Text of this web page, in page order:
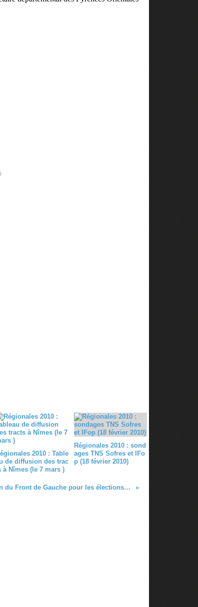
2010 : Table
de diffusion des trac
à Nîmes (le 7 mars )
Régionales 2010 : sond
ages TNS Sofres et IFo
p (18 février 2010)
Signer l'appel citoyen du Front de Gauche pour les élections régionales